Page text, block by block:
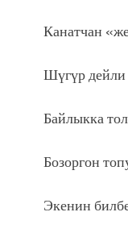
Канатчан
Шүгүр дейли
Байлыкка
Бозоргон
Экенин